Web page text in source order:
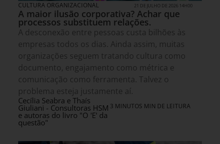
CULTURA ORGANIZACIONAL 21 DE JULHO DE 2026 14H00
A maior ilusão corporativa? Achar que
processos substituem relações.
A desconexão entre pessoas custa bilhões às
empresas todos os dias. Ainda assim, muitas
organizações seguem tratando cultura como
documento, engajamento como métrica e
comunicação como ferramenta. Talvez o
problema esteja justamente aí.
Cecília Seabra e Thaís
Giuliani - Consultoras HSM
e autoras do livro "O 'E' da
questão"
3 MINUTOS MIN DE LEITURA